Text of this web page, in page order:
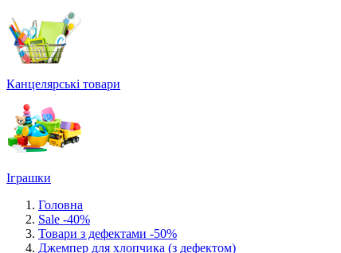
Канцелярські товари
Іграшки
Головна
Sale -40%
Товари з дефектами -50%
Джемпер для хлопчика (з дефектом)